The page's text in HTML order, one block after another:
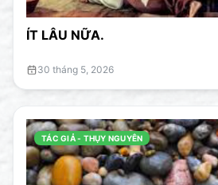
ÍT LÂU NỮA.
30 tháng 5, 2026
TÁC GIẢ - THỤY NGUYÊN